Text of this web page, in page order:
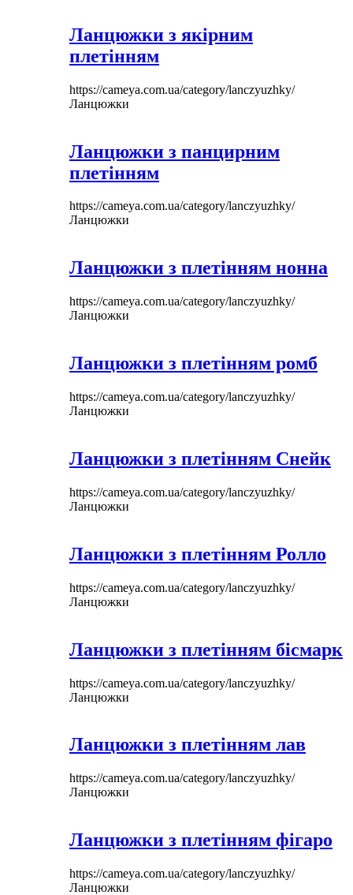
Ланцюжки з якірним
плетінням
https://cameya.com.ua/category/lanczyuzhky/
Ланцюжки
Ланцюжки з панцирним
плетінням
https://cameya.com.ua/category/lanczyuzhky/
Ланцюжки
Ланцюжки з плетінням нонна
https://cameya.com.ua/category/lanczyuzhky/
Ланцюжки
Ланцюжки з плетінням ромб
https://cameya.com.ua/category/lanczyuzhky/
Ланцюжки
Ланцюжки з плетінням Снейк
https://cameya.com.ua/category/lanczyuzhky/
Ланцюжки
Ланцюжки з плетінням Ролло
https://cameya.com.ua/category/lanczyuzhky/
Ланцюжки
Ланцюжки з плетінням бісмарк
https://cameya.com.ua/category/lanczyuzhky/
Ланцюжки
Ланцюжки з плетінням лав
https://cameya.com.ua/category/lanczyuzhky/
Ланцюжки
Ланцюжки з плетінням фігаро
https://cameya.com.ua/category/lanczyuzhky/
Ланцюжки